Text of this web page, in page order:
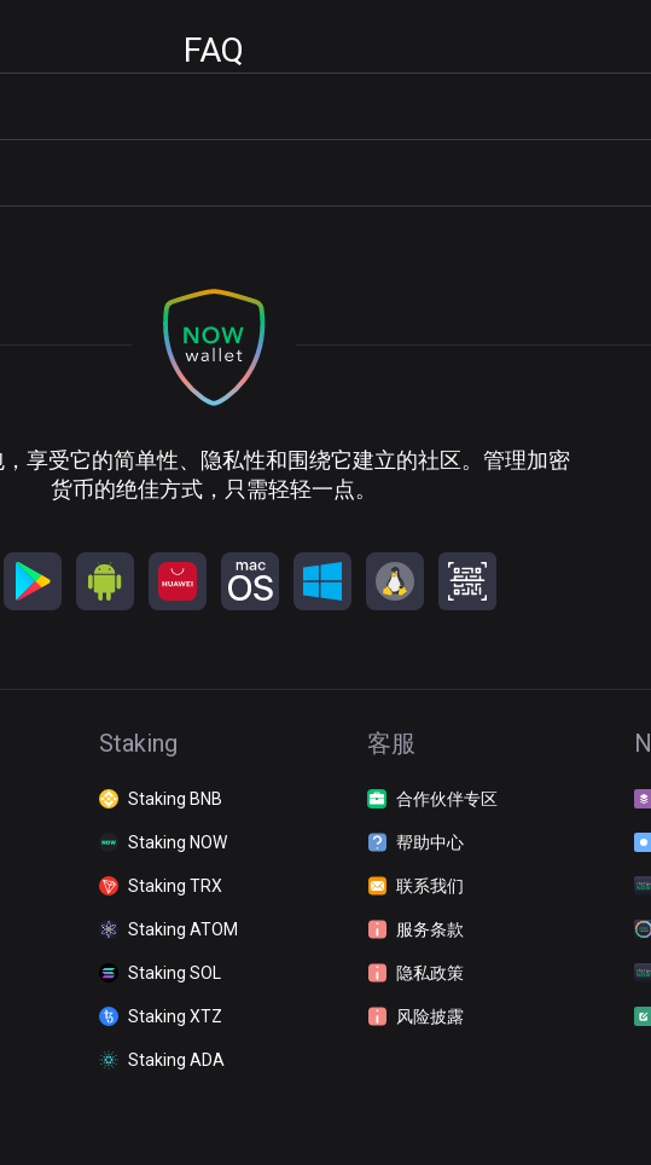
FAQ
，享受它的简单性、隐私性和围绕它建立的社区。管理加密
货币的绝佳方式，只需轻轻一点。
Staking
Staking BNB
Staking NOW
Staking TRX
Staking ATOM
Staking SOL
Staking XTZ
Staking ADA
客服
合作伙伴专区
帮助中心
联系我们
服务条款
隐私政策
风险披露